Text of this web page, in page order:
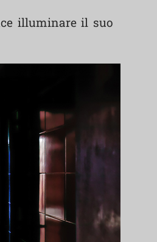
illuminare il suo